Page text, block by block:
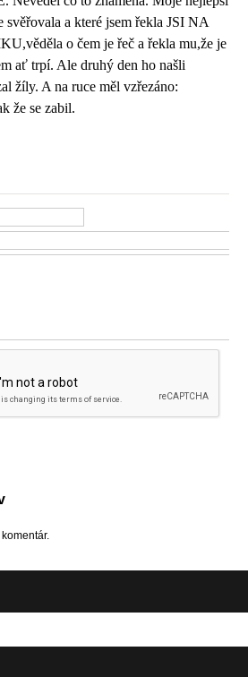
svěřovala a které jsem řekla JSI NA
o čem je řeč a řekla mu,že je
ať trpí. Ale druhý den ho našli
žíly. A na ruce měl vzřezáno:
že se zabil.